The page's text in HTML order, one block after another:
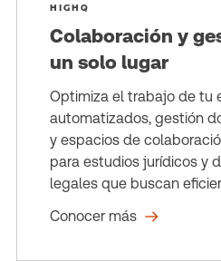
HIGHQ
Colaboración y
un solo lugar
Optimiza el trabajo de tu
automatizados, gestión
y espacios de
para estudios jurídicos y
legales que buscan
Conocer más